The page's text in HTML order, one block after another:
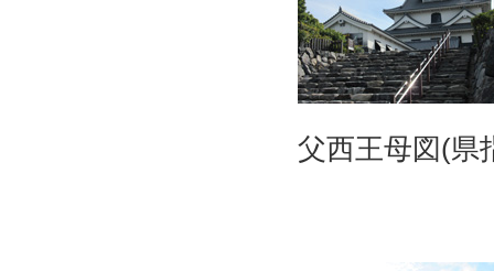
父西王母図(